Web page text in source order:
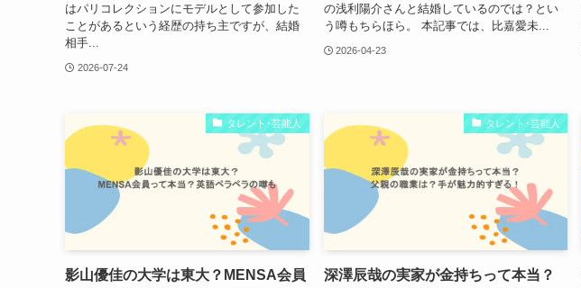
はパリコレクションにモデルとして参加した
ことがあるという経歴の持ち主ですが、結婚
相手...
2026-07-24
の浅利陽介さんと結婚しているのでは？とい
う噂もちらほら。 本記事では、比嘉愛未...
2026-04-23
タレント･芸能人
影山優佳の大学は東大？MENSA会員
タレント･芸能人
深澤辰哉の実家が金持ちって本当？